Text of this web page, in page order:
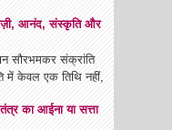
आनंद, संस्कृति और
सौरभमकर संक्रांति
में केवल एक तिथि नहीं,
का आईना या सत्ता